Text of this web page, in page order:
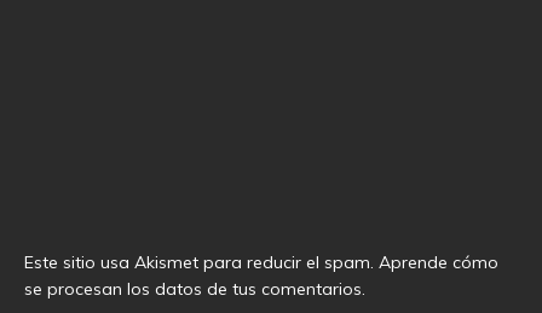
Este sitio usa Akismet para reducir el spam. Aprende cómo
se procesan los datos de tus comentarios.